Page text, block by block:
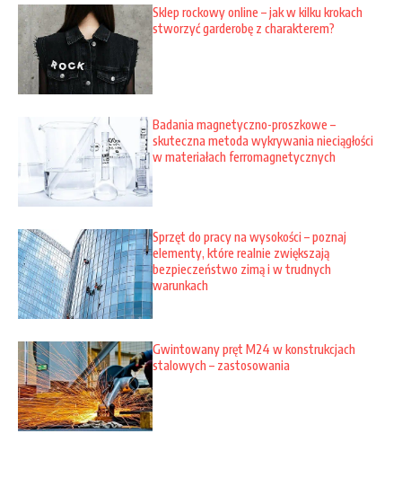
Sklep rockowy online – jak w kilku krokach
stworzyć garderobę z charakterem?
Badania magnetyczno-proszkowe –
skuteczna metoda wykrywania nieciągłości
w materiałach ferromagnetycznych
Sprzęt do pracy na wysokości – poznaj
elementy, które realnie zwiększają
bezpieczeństwo zimą i w trudnych
warunkach
Gwintowany pręt M24 w konstrukcjach
stalowych – zastosowania